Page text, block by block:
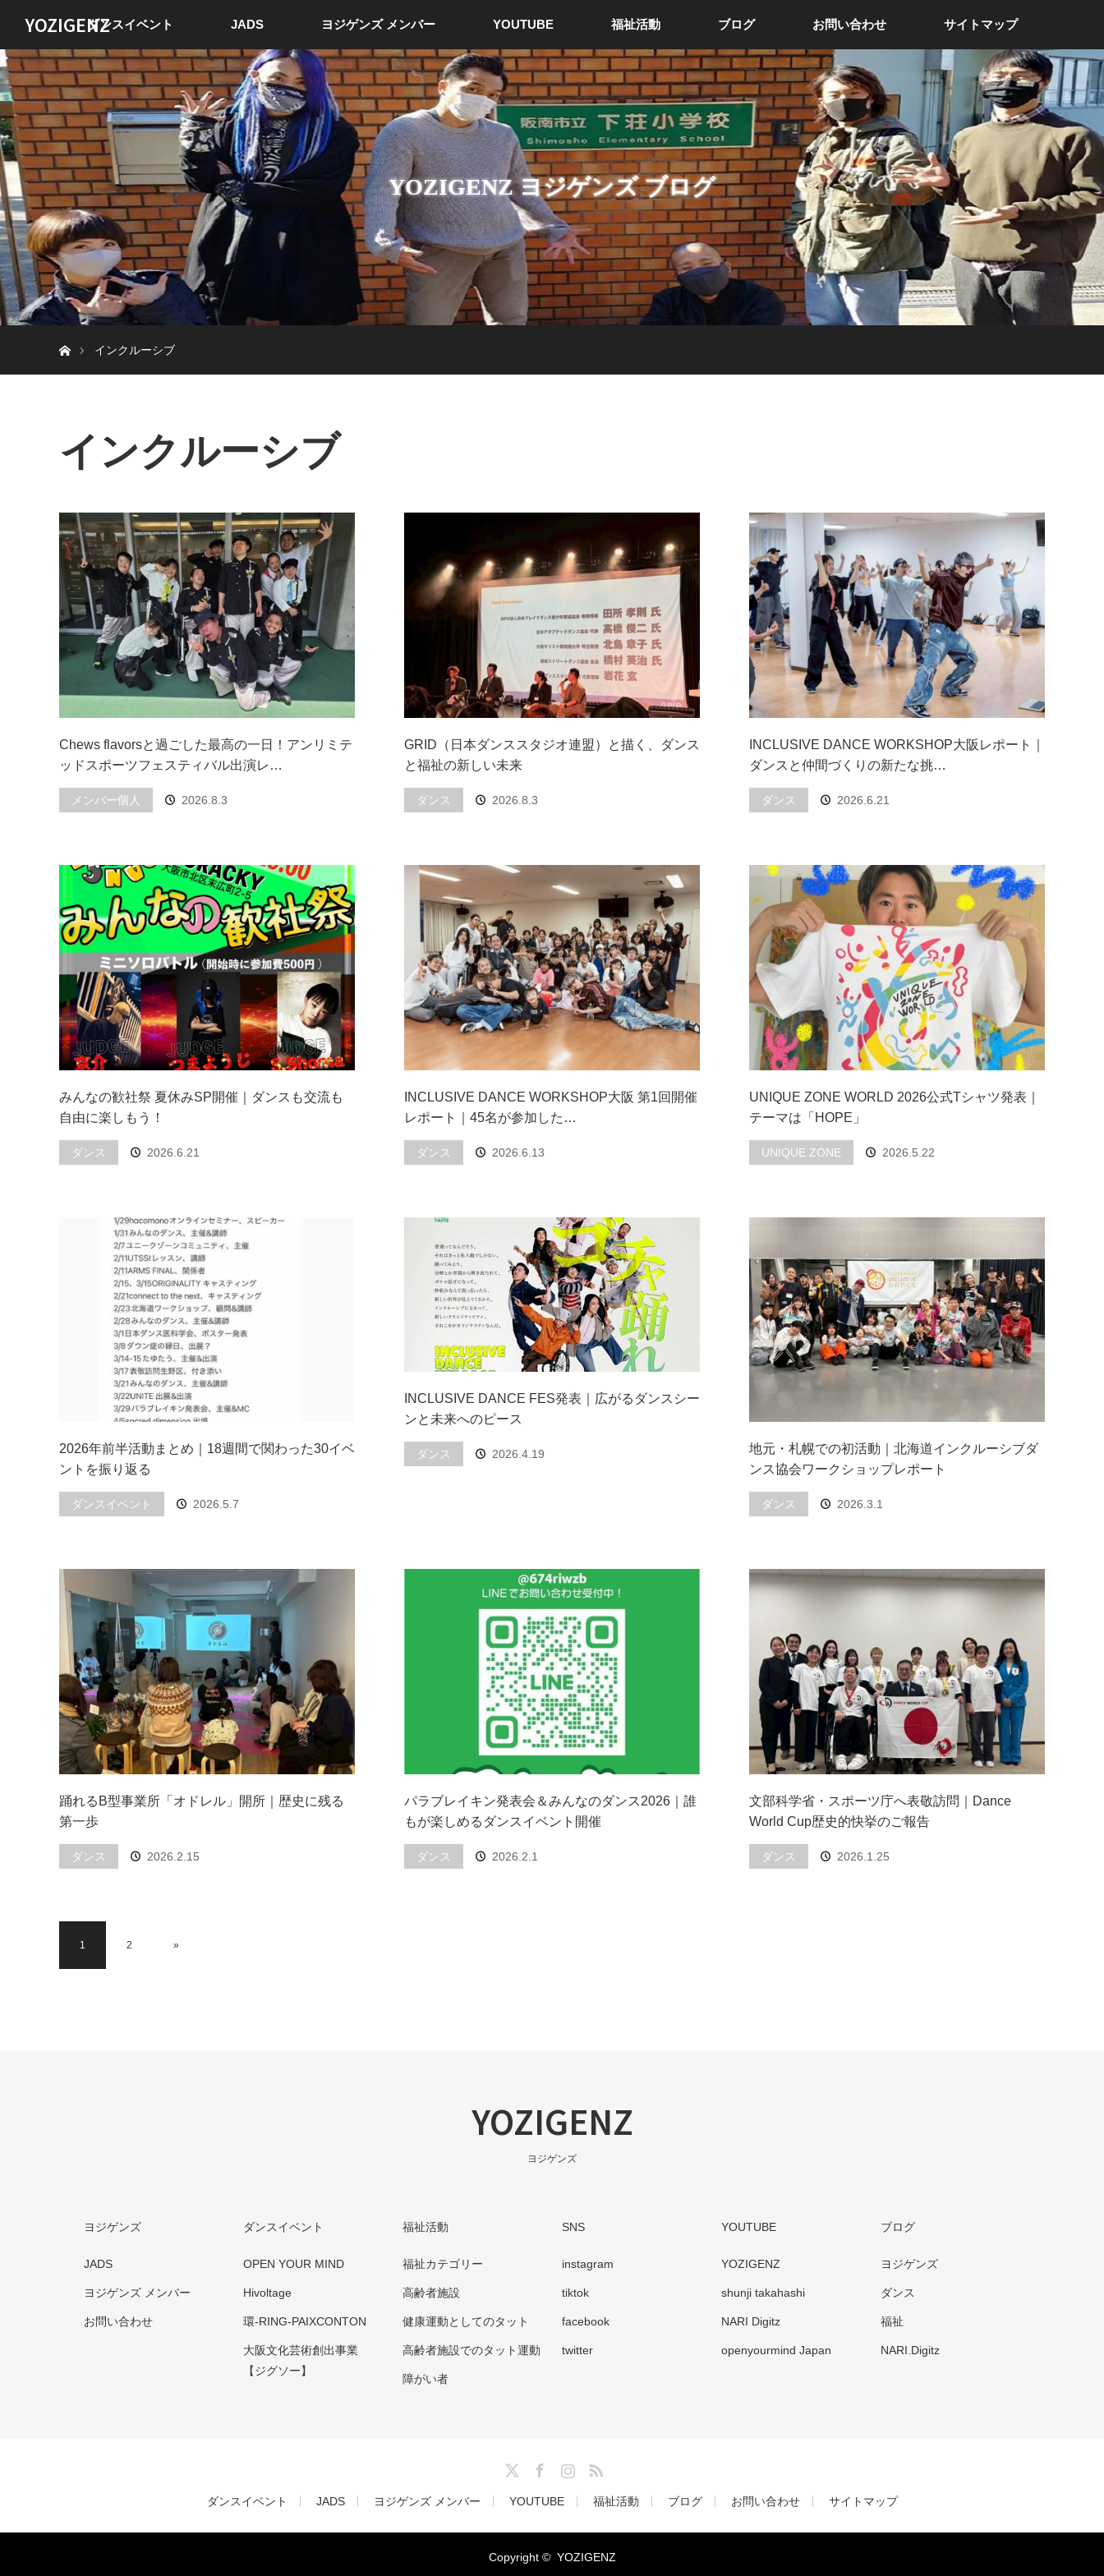
YOZIGENZダンスイベント JADS ヨジゲンズ メンバー YOUTUBE 福祉活動 ブログ お問い合わせ サイトマップ
YOZIGENZ ヨジゲンズ ブログ
インクルーシブ
インクルーシブ
Chews flavorsと過ごした最高の一日！アンリミテ
ッドスポーツフェスティバル出演レ…
メンバー個人 2026.8.3
GRID（日本ダンススタジオ連盟）と描く、ダンス
と福祉の新しい未来
ダンス 2026.8.3
INCLUSIVE DANCE WORKSHOP大阪レポート｜
ダンスと仲間づくりの新たな挑…
ダンス 2026.6.21
みんなの歓社祭 夏休みSP開催｜ダンスも交流も
自由に楽しもう！
ダンス 2026.6.21
INCLUSIVE DANCE WORKSHOP大阪 第1回開催
レポート｜45名が参加した…
ダンス 2026.6.13
UNIQUE ZONE WORLD 2026公式Tシャツ発表｜
テーマは「HOPE」
UNIQUE ZONE 2026.5.22
2026年前半活動まとめ｜18週間で関わった30イベ
ントを振り返る
ダンスイベント 2026.5.7
INCLUSIVE DANCE FES発表｜広がるダンスシー
ンと未来へのピース
ダンス 2026.4.19
地元・札幌での初活動｜北海道インクルーシブダ
ンス協会ワークショップレポート
ダンス 2026.3.1
踊れるB型事業所「オドレル」開所｜歴史に残る
第一歩
ダンス 2026.2.15
パラブレイキン発表会＆みんなのダンス2026｜誰
もが楽しめるダンスイベント開催
ダンス 2026.2.1
文部科学省・スポーツ庁へ表敬訪問｜Dance
World Cup歴史的快挙のご報告
ダンス 2026.1.25
1 2 »
YOZIGENZ
ヨジゲンズ
ヨジゲンズ
JADS
ヨジゲンズ メンバー
お問い合わせ
ダンスイベント
OPEN YOUR MIND
Hivoltage
環-RING-PAIXCONTON
大阪文化芸術創出事業
【ジグソー】
福祉活動
福祉カテゴリー
高齢者施設
健康運動としてのタット
高齢者施設でのタット運動
障がい者
SNS
instagram
tiktok
facebook
twitter
YOUTUBE
YOZIGENZ
shunji takahashi
NARI Digitz
openyourmind Japan
ブログ
ヨジゲンズ
ダンス
福祉
NARI.Digitz
InstagramRSS
ダンスイベント JADS ヨジゲンズ メンバー YOUTUBE 福祉活動 ブログ お問い合わせ サイトマップ
Copyright © YOZIGENZ